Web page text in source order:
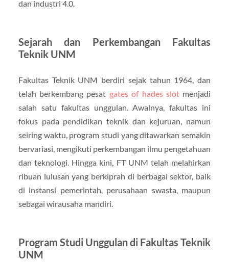
dan industri 4.0.
Sejarah dan Perkembangan Fakultas
Teknik UNM
Fakultas Teknik UNM berdiri sejak tahun 1964, dan
telah berkembang pesat gates of hades slotmenjadi
salah satu fakultas unggulan. Awalnya, fakultas ini
fokus pada pendidikan teknik dan kejuruan, namun
seiring waktu, program studi yang ditawarkan semakin
bervariasi, mengikuti perkembangan ilmu pengetahuan
dan teknologi. Hingga kini, FT UNM telah melahirkan
ribuan lulusan yang berkiprah di berbagai sektor, baik
di instansi pemerintah, perusahaan swasta, maupun
sebagai wirausaha mandiri.
Program Studi Unggulan di Fakultas Teknik
UNM